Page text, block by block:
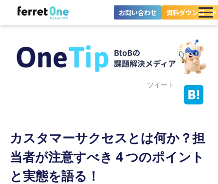
お問い合わせ 資料ダウンロード
ツール・機能一覧
料金プラン
セミナー
お役立ち情報
ツイート
カスタマーサクセスとは何か？担
当者が注意すべき４つのポイント
と実態を語る！